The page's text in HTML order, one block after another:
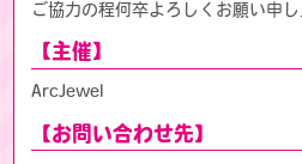
ご協力の程何卒よろしくお願い申
【主催】
ArcJewel
【お問い合わせ先】